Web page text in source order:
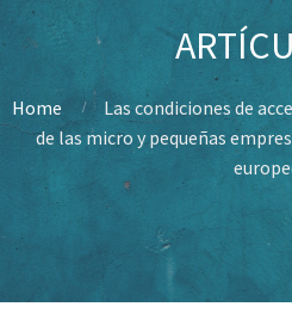
Home
Las condiciones de
de las micro y pequeñas